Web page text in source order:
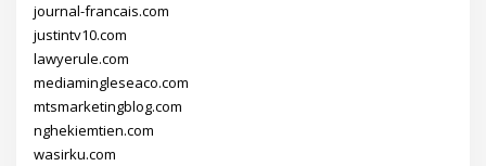
journal-francais.com
justintv10.com
lawyerule.com
mediamingleseaco.com
mtsmarketingblog.com
nghekiemtien.com
wasirku.com